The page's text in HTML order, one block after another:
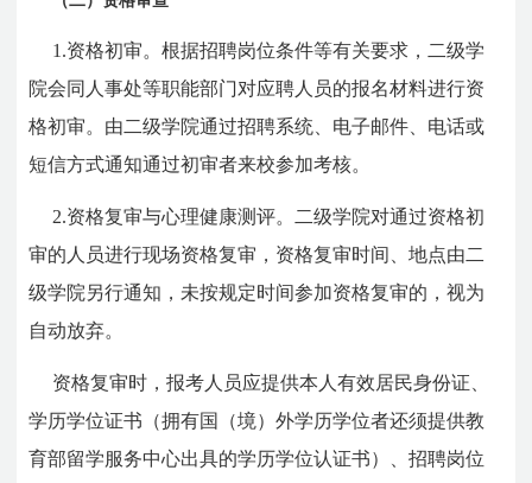
1.资格初审。根据招聘岗位条件等有关要求，二级学
院会同人事处等职能部门对应聘人员的报名材料进行资
格初审。由二级学院通过招聘系统、电子邮件、电话或
短信方式通知通过初审者来校参加考核。
2.资格复审与心理健康测评。二级学院对通过资格初
审的人员进行现场资格复审，资格复审时间、地点由二
级学院另行通知，未按规定时间参加资格复审的，视为
自动放弃。
资格复审时，报考人员应提供本人有效居民身份证、
学历学位证书（拥有国（境）外学历学位者还须提供教
育部留学服务中心出具的学历学位认证书）、招聘岗位